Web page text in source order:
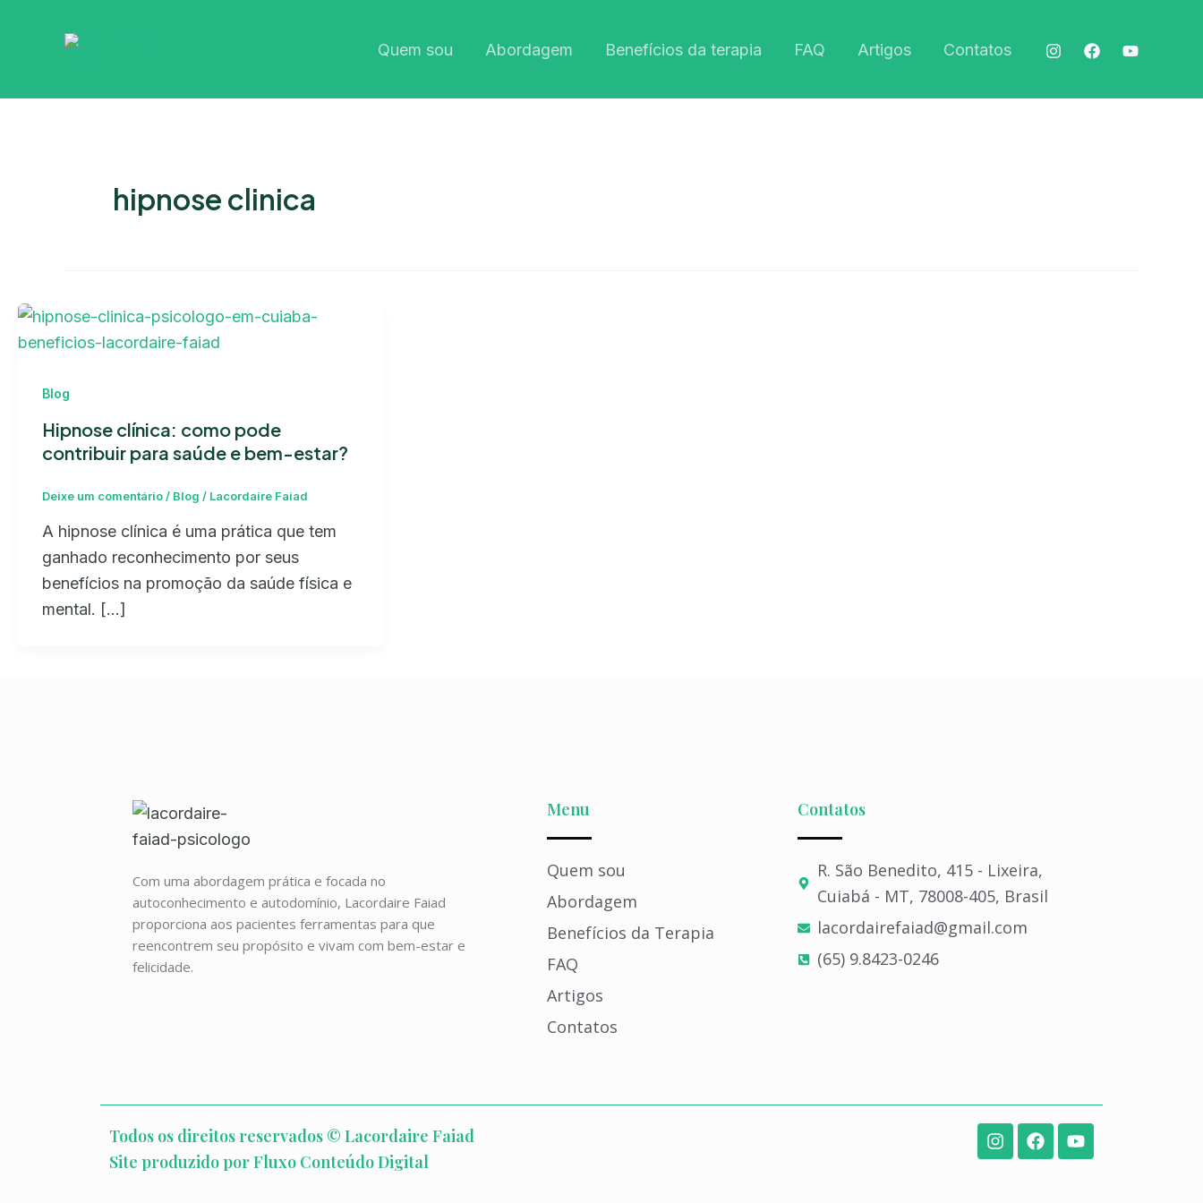
Quem sou Abordagem Benefícios da terapia FAQ Artigos Contatos
hipnose clinica
Blog
Hipnose clínica: como pode
contribuir para saúde e bem-estar?
Deixe um comentário/ Blog / Lacordaire Faiad
A hipnose clínica é uma prática que tem
ganhado reconhecimento por seus
benefícios na promoção da saúde física e
mental. […]
Com uma abordagem prática e focada no
autoconhecimento e autodomínio, Lacordaire Faiad
proporciona aos pacientes ferramentas para que
reencontrem seu propósito e vivam com bem-estar e
felicidade.
Menu
Quem sou
Abordagem
Benefícios da Terapia
FAQ
Artigos
Contatos
Contatos
R. São Benedito, 415 - Lixeira,
Cuiabá - MT, 78008-405, Brasil
lacordairefaiad@gmail.com​
(65) 9.8423-0246​
Todos os direitos reservados © Lacordaire Faiad
Site produzido por Fluxo Conteúdo Digital
I
n
F
a
Y
o